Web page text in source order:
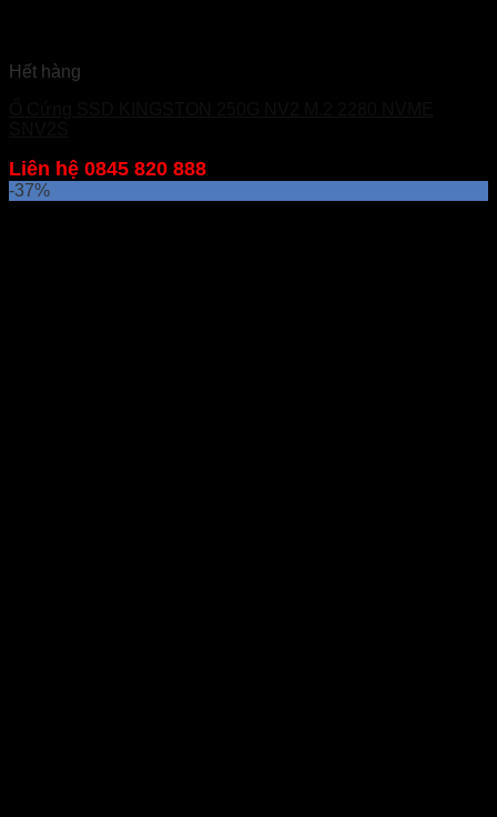
Hết hàng
Liên hệ 0845 820 888
-37%